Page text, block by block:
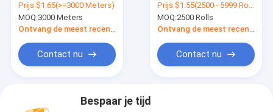
Furniture Fur PVC
Decorative Sheet For
Door Booth Panel
Prijs:$1.65(>=3000 Meters)
MOQ:3000 Meters
Ontvang de meest recente Prijs
Contact nu
Grain Wallpaper PVC
Film Adhesive
Decorative Sticker
Prijs:$1.55(2500 - 5999 Rolls) $1.53(6000 - 9999 Rolls) $1.52(>=10000 Rolls)
MOQ:2500 Rolls
Ontvang de meest recente Prijs
Contact nu
Bespaar je tijd